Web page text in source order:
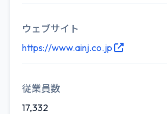
ウェブサイト
https://www.ainj.co.jp
従業員数
17,332